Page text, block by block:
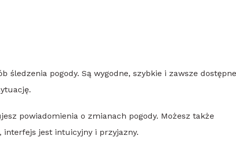
śledzenia pogody. Są wygodne, szybkie i zawsze
powiadomienia o zmianach pogody. Możesz także
interfejs jest intuicyjny i przyjazny.